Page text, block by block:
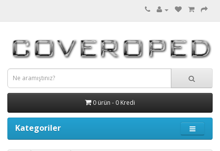
0 ürün - 0 Kredi
Kategoriler